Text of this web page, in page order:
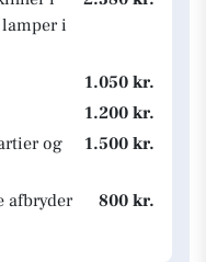
i
1.050 kr.
1.200 kr.
og
1.500 kr.
afbryder
800 kr.